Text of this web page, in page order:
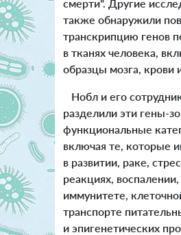
смерти". Другие
также обнаружили
транскрипцию генов
в тканях человека,
образцы мозга, крови
Нобл и его
разделили эти гены-
функциональные
включая те, которые
в развитии, раке,
реакциях, воспалении,
иммунитете,
транспорте
и эпигенетических